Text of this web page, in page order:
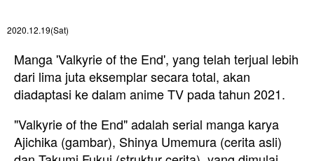
2020.12.19(Sat)
Manga 'Valkyrie of the End', yang telah terjual lebih
dari lima juta eksemplar secara total, akan
diadaptasi ke dalam anime TV pada tahun 2021.
"Valkyrie of the End" adalah serial manga karya
Ajichika (gambar), Shinya Umemura (cerita asli)